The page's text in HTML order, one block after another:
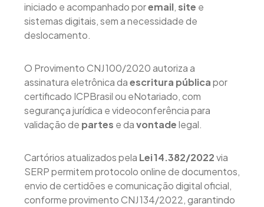
iniciado e acompanhado poremail,site e
sistemas digitais, sem a necessidade de
deslocamento.
O Provimento CNJ 100/2020 autoriza a
assinatura eletrônica daescritura públicapor
certificado ICPBrasil ou eNotariado, com
segurança jurídica e videoconferência para
validação de partes e davontadelegal.
Cartórios atualizados pela Lei 14.382/2022via
SERP permitem protocolo online de documentos,
envio de certidões e comunicação digital oficial,
conforme provimento CNJ 134/2022, garantindo